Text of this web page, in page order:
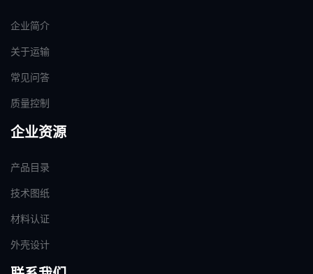
企业简介
关于运输
常见问答
质量控制
企业资源
产品目录
技术图纸
材料认证
外壳设计